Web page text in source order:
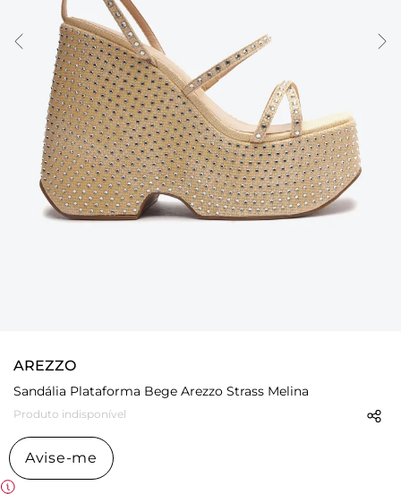
AREZZO
Sandália Plataforma Bege Arezzo Strass Melina
Produto indisponível
Avise-me